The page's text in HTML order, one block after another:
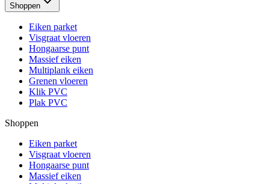
Shoppen
Eiken parket
Visgraat vloeren
Hongaarse punt
Massief eiken
Multiplank eiken
Grenen vloeren
Klik PVC
Plak PVC
Shoppen
Eiken parket
Visgraat vloeren
Hongaarse punt
Massief eiken